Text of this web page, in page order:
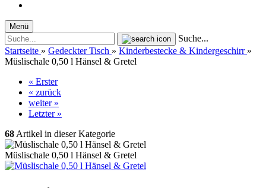
Menü
Suche...
Startseite » Gedeckter Tisch » Kinderbestecke & Kindergeschirr »
Müslischale 0,50 l Hänsel & Gretel
« Erster
« zurück
weiter »
Letzter »
68 Artikel in dieser Kategorie
Müslischale 0,50 l Hänsel & Gretel